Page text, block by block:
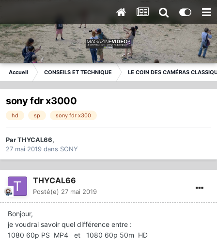
Accueil CONSEILS ET TECHNIQUE LE COIN DES CAMÉRAS
sony fdr x3000
hd sp sony fdr x300
ParTHYCAL66,
27 mai 2019 dans SONY
THYCAL66
Posté(e) 27 mai 2019
Bonjour,
je voudrai savoir quel différence entre :
1080 60p PS MP4 et 1080 60p 50m HD